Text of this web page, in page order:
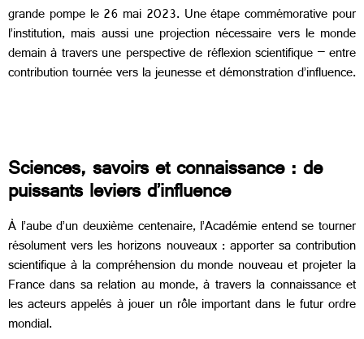
grande pompe le 26 mai 2023. Une étape commémorative pour
l’institution, mais aussi une projection nécessaire vers le monde
demain à travers une perspective de réflexion scientifique – entre
contribution tournée vers la jeunesse et démonstration d’influence.
Sciences, savoirs et connaissance : de
puissants leviers d’influence
À l’aube d’un deuxième centenaire, l’Académie entendse tourner
résolument vers les horizons nouveaux : apporter sa contribution
scientifique à la compréhension du monde nouveau et projeter la
France dans sa relation au monde, à travers la connaissance et
les acteurs appelés à jouer un rôle important dans le futur ordre
mondial.